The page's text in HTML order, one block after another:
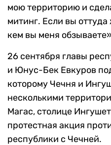
мою территорию и
митинг. Если вы
кем вы меня
26 сентября главы
и Юнус-Бек Евкуров
которому Чечня и
несколькими
Магас, столице
протестная акция
республики с Чечней.